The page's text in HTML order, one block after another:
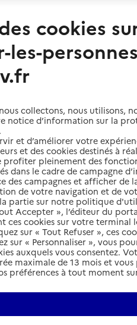
LinkedIn, X et
de cookies
chez elles peuvent
journées par semaine
unaccueil de jour.
vous aider à payer les
permettent aux
leur autonomie. Ces
contribuent également à
aux proches de
propres occupations.
cookies
les-
collectons, nous utilisons,
notice d’information sur la
et d’améliorer votre
et des cookies destinés à
profiter pleinement des
dans le cadre de campagne
des campagnes et afficher de
de votre navigation et de
partie sur notre politique
Accepter », l’éditeur du
ces cookies sur votre terminal
sur « Tout Refuser », ces
sur « Personnaliser », vous
auxquels vous consentez.
maximale de 13 mois et
préférences à tout moment